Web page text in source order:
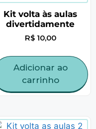
Kit volta às aulas
divertidamente
R$10,00
Adicionar ao
carrinho